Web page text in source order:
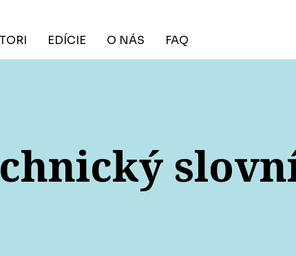
EDÍCIE O NÁS FAQ